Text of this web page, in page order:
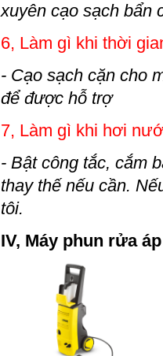
xuyên cạo sạch bẩn
6, Làm gì khi thời
- Cạo sạch cặn cho
để được hỗ trợ
7, Làm gì khi hơi
- Bật công tắc, cắm
thay thế nếu cần.
tôi.
IV, Máy